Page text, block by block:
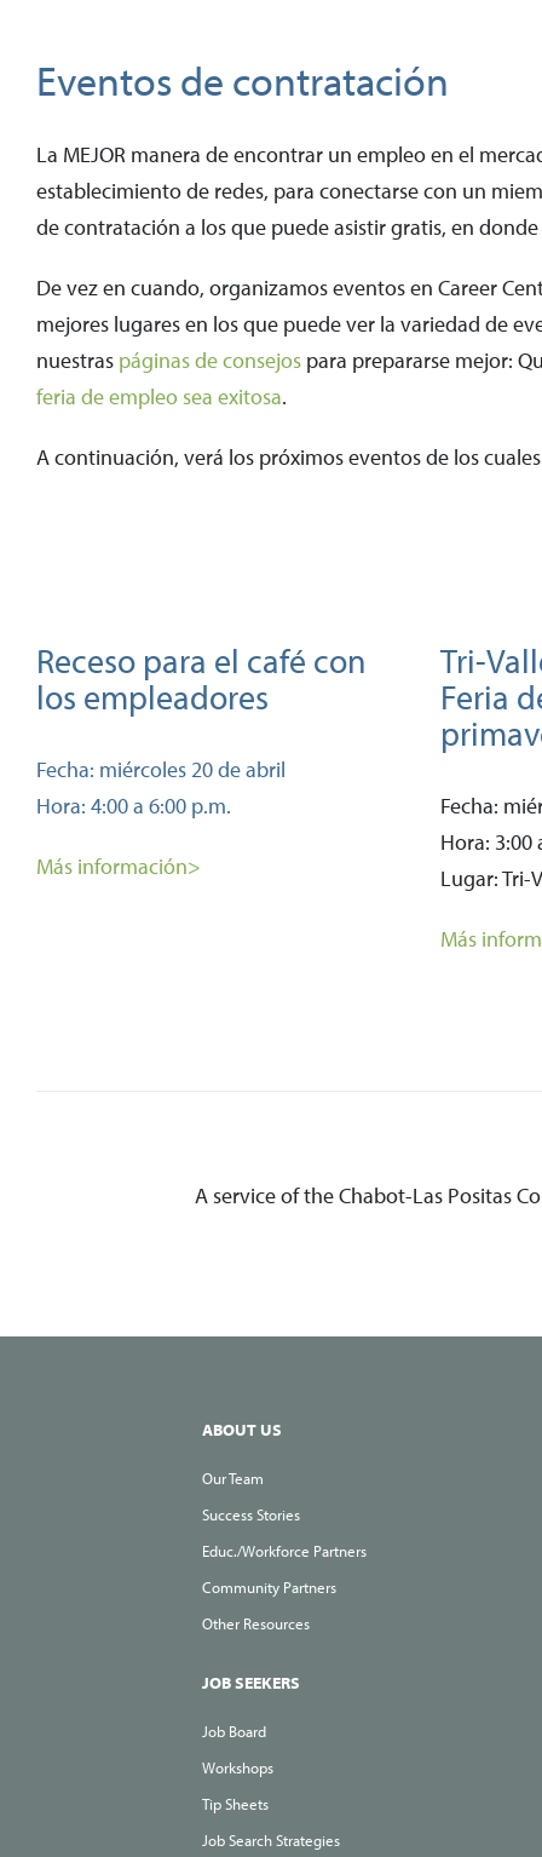
Eventos de contratación
La MEJOR manera de encontrar un empleo en el
establecimiento de redes, para conectarse con un
de contratación a los que puede asistir gratis, en
De vez en cuando, organizamos eventos en Career
mejores lugares en los que puede ver la variedad de
nuestras páginas de consejos para prepararse mejor:
feria de empleo sea exitosa.
A continuación, verá los próximos eventos de los
Receso para el café con
los empleadores
Fecha: miércoles 20 de abril
Hora: 4:00 a 6:00 p.m.
Más información>
Tri-
Feria
Fecha:
Hora: 3:00
Lugar: Tri-
Más
A service of the Chabot-Las Positas
ABOUT US
Our Team
Success Stories
Educ./Workforce Partners
Community Partners
Other Resources
JOB SEEKERS
Job Board
Workshops
Tip Sheets
Job Search Strategies